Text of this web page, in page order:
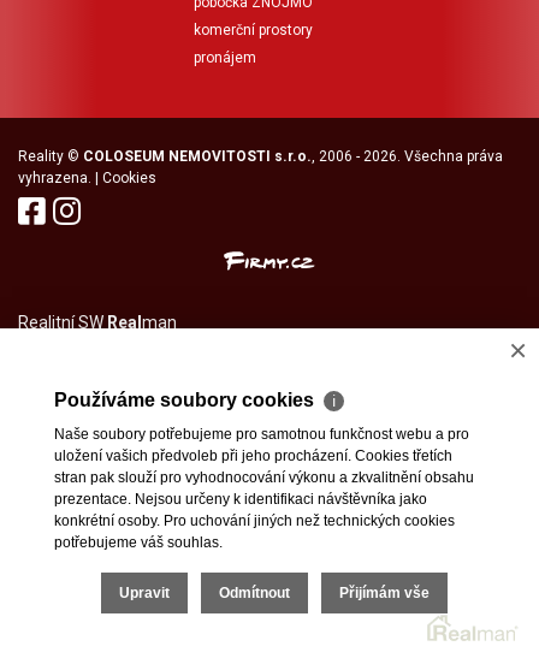
komerční prostory
pronájem
Reality © COLOSEUM NEMOVITOSTI s.r.o. , 2006 - 2026. Všechna práva
vyhrazena. | Cookies
Realitní SW Realman
×
Používáme soubory cookies ℹ
Naše soubory potřebujeme pro samotnou funkčnost webu a pro
uložení vašich předvoleb při jeho procházení. Cookies třetích
stran pak slouží pro vyhodnocování výkonu a zkvalitnění obsahu
prezentace. Nejsou určeny k identifikaci návštěvníka jako
konkrétní osoby. Pro uchování jiných než technických cookies
potřebujeme váš souhlas.
Upravit Odmítnout Přijímám vše